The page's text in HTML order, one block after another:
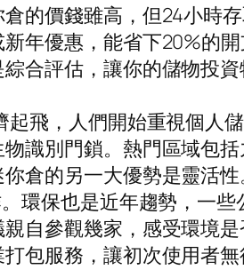
的價錢雖高，但24小時
年優惠，能省下20%的
合評估，讓你的儲物投資
飛，人們開始重視個人
識別門鎖。熱門區域包
倉的另一大優勢是靈活
環保也是近年趨勢，一
自參觀幾家，感受環境
包服務，讓初次使用者無